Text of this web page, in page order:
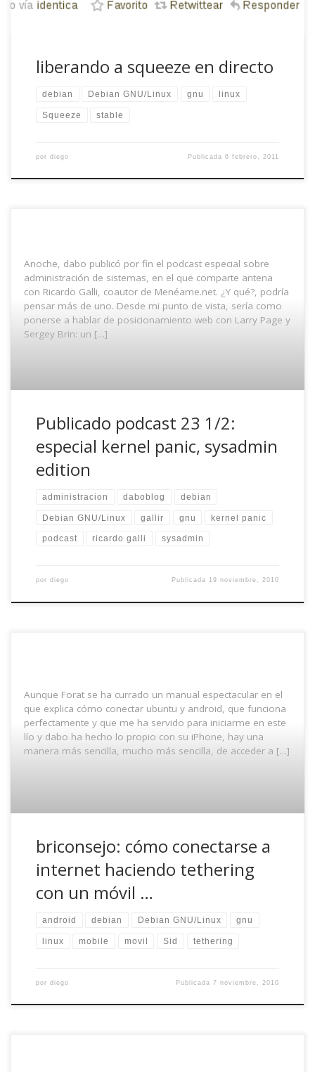
liberando a squeeze en directo
debian Debian GNU/Linux gnu linux
Squeeze stable
por diego Publicada6 febrero, 2011
Anoche, dabo publicó por fin el podcast especial sobre
administración de sistemas, en el que comparte antena
con Ricardo Galli, coautor de Menéame.net. ¿Y qué?, podría
pensar más de uno. Desde mi punto de vista, sería como
ponerse a hablar de posicionamiento web con Larry Page y
Sergey Brin: un […]
Publicado podcast 23 1/2:
especial kernel panic, sysadmin
edition
administracion daboblog debian
Debian GNU/Linux gallir gnu kernel panic
podcast ricardo galli sysadmin
por diego Publicada 19 noviembre, 2010
Aunque Forat se ha currado un manual espectacular en el
que explica cómo conectar ubuntu y android, que funciona
perfectamente y que me ha servido para iniciarme en este
lío y dabo ha hecho lo propio con su iPhone, hay una
manera más sencilla, mucho más sencilla, de acceder a […]
briconsejo: cómo conectarse a
internet haciendo tethering
con un móvil …
android debian Debian GNU/Linux gnu
linux mobile movil Sid tethering
por diego Publicada7 noviembre, 2010